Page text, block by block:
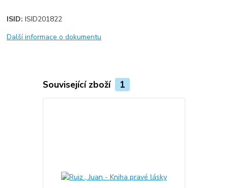
ISID:ISID201822
Další informace o dokumentu
Související zboží 1